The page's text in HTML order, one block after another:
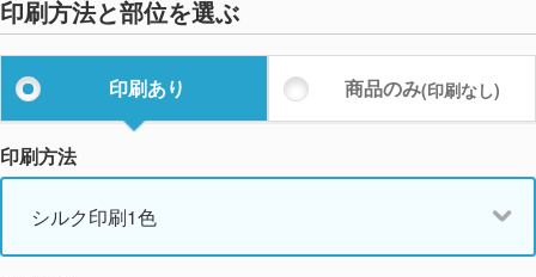
印刷方法と部位を選ぶ
印刷あり 商品のみ(印刷なし)
印刷方法
シルク印刷1色